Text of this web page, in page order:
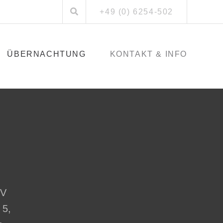
+49 (0) 6254-502
ÜBERNACHTUNG KONTAKT & INFO